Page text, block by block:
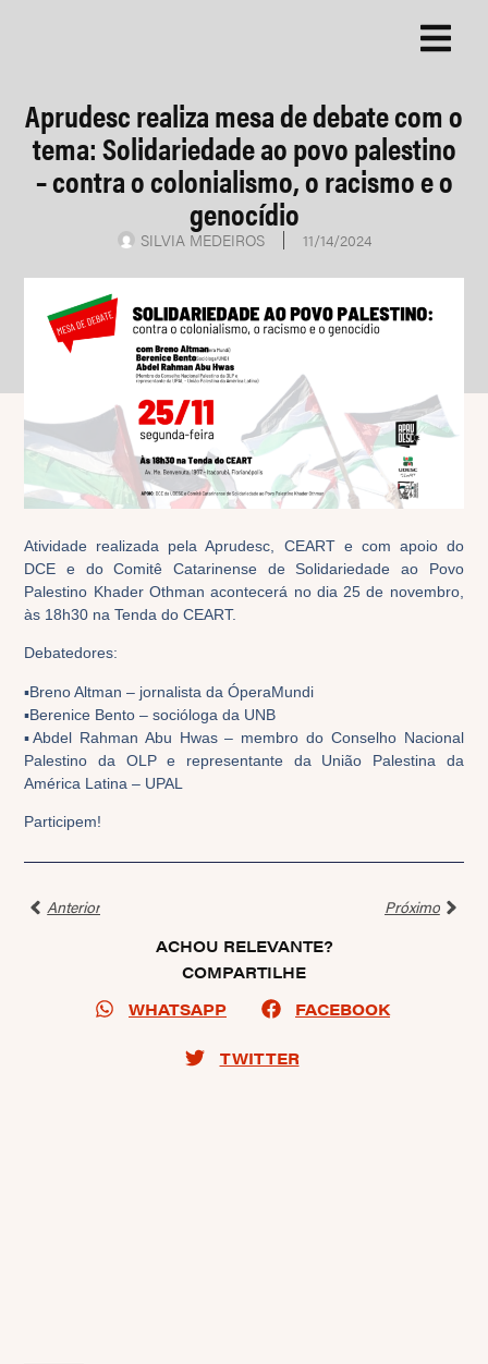
Aprudesc realiza mesa de debate com o
tema: Solidariedade ao povo palestino
– contra o colonialismo, o racismo e o
genocídio
SILVIA MEDEIROS 11/14/2024
Atividade realizada pela Aprudesc, CEART e com apoio do
DCE e do Comitê Catarinense de Solidariedade ao Povo
Palestino Khader Othman acontecerá no dia 25 de novembro,
às 18h30 na Tenda do CEART.
Debatedores:
▪️Breno Altman – jornalista da ÓperaMundi
▪️Berenice Bento – socióloga da UNB
▪️Abdel Rahman Abu Hwas – membro do Conselho Nacional
Palestino da OLP e representante da União Palestina da
América Latina – UPAL
Participem!
Anterior
Próximo
ACHOU RELEVANTE?
COMPARTILHE
WHATSAPP
FACEBOOK
TWITTER